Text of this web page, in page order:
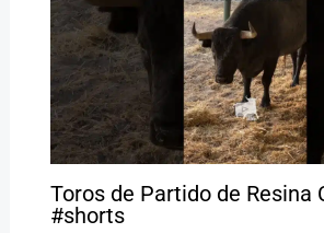
Toros de Partido de Resina
#shorts